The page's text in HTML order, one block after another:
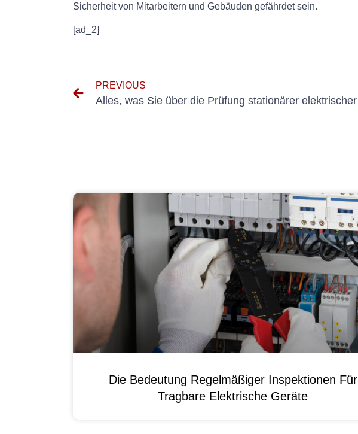
Sicherheit von Mitarbeitern und Gebäuden gefährdet sein.
[ad_2]
PREVIOUS
Die Bedeutung Regelmäßiger Inspektionen Für
Tragbare Elektrische Geräte